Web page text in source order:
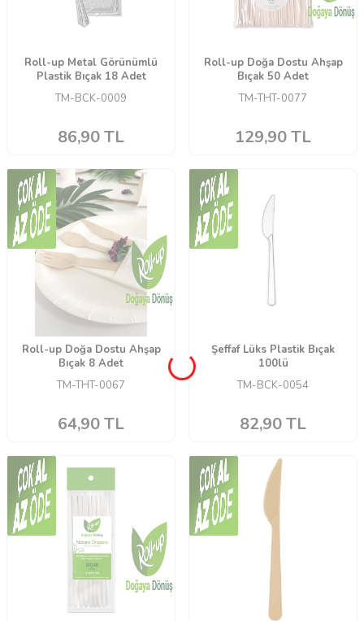
Roll-up Metal Görünümlü
Plastik Bıçak 18 Adet
TM-BCK-0009
86,90TL
Roll-up Doğa Dostu Ahşap
Bıçak 50 Adet
TM-THT-0077
129,90TL
Roll-up Doğa Dostu Ahşap
Bıçak 8 Adet
TM-THT-0067
64,90TL
Şeffaf Lüks Plastik Bıçak
100lü
TM-BCK-0054
82,90TL